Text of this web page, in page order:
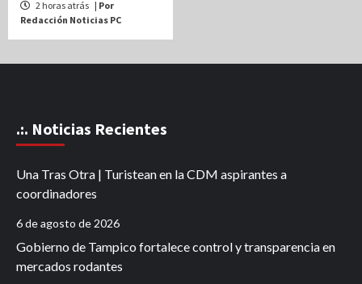
2 horas atrás | Por
Redacción Noticias PC
.:. Noticias Recientes
Una Tras Otra | Turistean en la CDM aspirantes a
coordinadores
6 de agosto de 2026
Gobierno de Tampico fortalece control y transparencia en
mercados rodantes